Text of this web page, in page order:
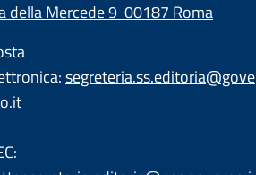
della Mercede 9 00187 Roma
segreteria.ss.editoria@gove